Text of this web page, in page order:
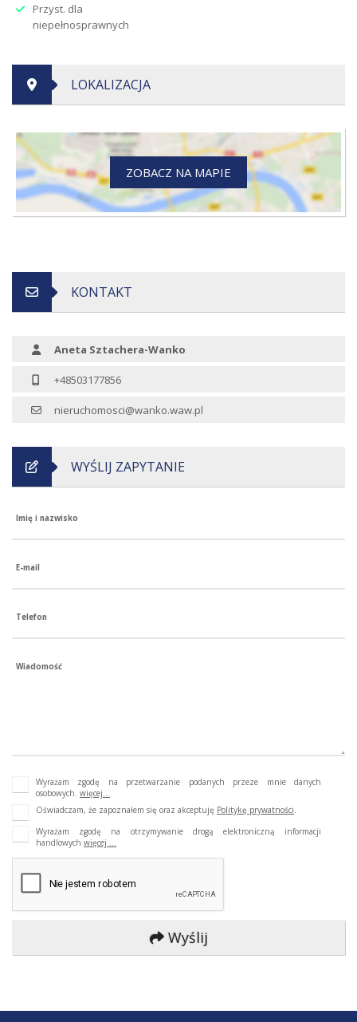
Przyst. dla
niepełnosprawnych
LOKALIZACJA
ZOBACZ NA MAPIE
KONTAKT
Aneta Sztachera-Wanko
+48503177856
nieruchomosci@wanko.waw.pl
WYŚLIJ ZAPYTANIE
Imię i nazwisko
E-mail
Telefon
Wiadomość
Wyrażam zgodę na przetwarzanie podanych przeze mnie danych
osobowych. więcej...
Oświadczam, że zapoznałem się oraz akceptuję Politykę prywatności
Wyrażam zgodę na otrzymywanie drogą elektroniczną informacji
handlowych więcej ...
Wyślij